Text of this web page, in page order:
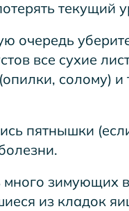
текущий
очередь
все сухие
солому)
пятнышки
много зимующих
из кладок